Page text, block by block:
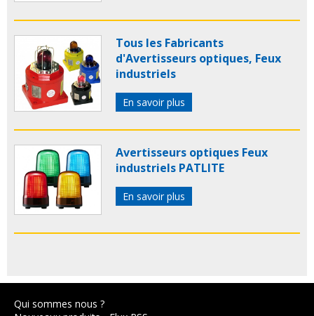
Tous les Fabricants
d'Avertisseurs optiques, Feux
industriels
En savoir plus
Avertisseurs optiques Feux
industriels PATLITE
En savoir plus
Qui sommes nous ?